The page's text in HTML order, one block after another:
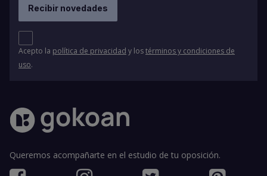
Acepto la política de privacidad y lostérminos y condiciones de
uso.
Queremos acompañarte en el estudio de tu oposición.